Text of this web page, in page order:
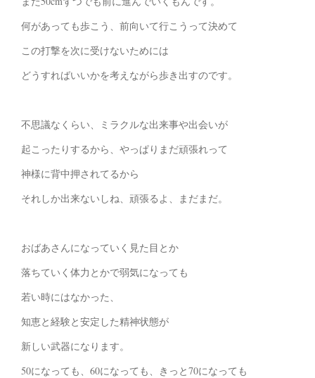
何があっても歩こう、前向いて行こうって決めて
この打撃を次に受けないためには
どうすればいいかを考えながら歩き出すのです。
不思議なくらい、ミラクルな出来事や出会いが
起こったりするから、やっぱりまだ頑張れって
神様に背中押されてるから
それしか出来ないしね、頑張るよ、まだまだ。
おばあさんになっていく見た目とか
落ちていく体力とかで弱気になっても
若い時にはなかった、
知恵と経験と安定した精神状態が
新しい武器になります。
50になっても、60になっても、きっと70になっても